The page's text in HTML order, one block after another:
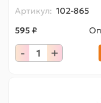
Артикул: 102-865
595 ₽
- +